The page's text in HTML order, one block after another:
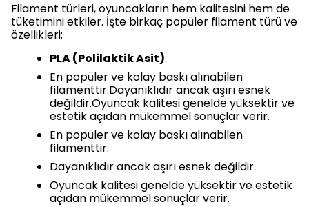
Filament türleri, oyuncakların hem kalitesini hem de
tüketimini etkiler. İşte birkaç popüler filament türü ve
özellikleri:
PLA (Polilaktik Asit):
En popüler ve kolay baskı alınabilen
filamenttir.Dayanıklıdır ancak aşırı esnek
değildir.Oyuncak kalitesi genelde yüksektir ve
estetik açıdan mükemmel sonuçlar verir.
En popüler ve kolay baskı alınabilen
filamenttir.
Dayanıklıdır ancak aşırı esnek değildir.
Oyuncak kalitesi genelde yüksektir ve estetik
açıdan mükemmel sonuçlar verir.